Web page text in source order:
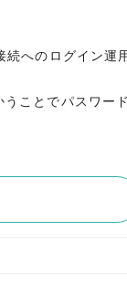
へのログイン運
ことでパスワー